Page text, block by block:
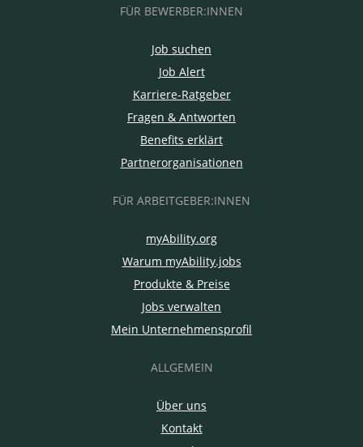
FÜR BEWERBER:INNEN
Job suchen
Job Alert
Karriere-Ratgeber
Fragen & Antworten
Benefits erklärt
Partnerorganisationen
FÜR ARBEITGEBER:INNEN
myAbility.org
Warum myAbility.jobs
Produkte & Preise
Jobs verwalten
Mein Unternehmensprofil
ALLGEMEIN
Über uns
Kontakt